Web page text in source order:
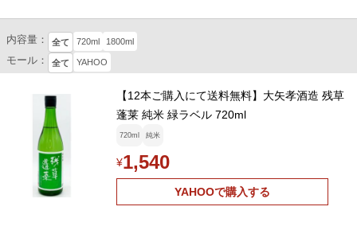
内容量： 全て 720ml 1800ml
モール： 全て YAHOO
【12本ご購入にて送料無料】大矢孝酒造 残草
蓬莱 純米 緑ラベル 720ml
720ml 純米
¥1,540
YAHOOで購入する